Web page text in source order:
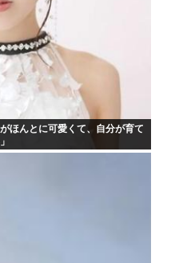
ほんとに可愛くて、自分が育て